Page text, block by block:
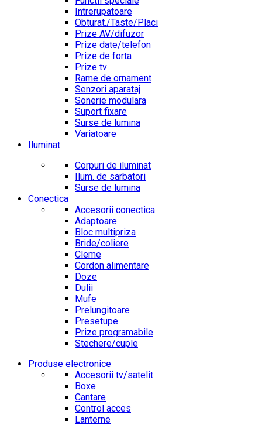
Intrerupatoare
Obturat./Taste/Placi
Prize AV/difuzor
Prize date/telefon
Prize de forta
Prize tv
Rame de ornament
Senzori aparataj
Sonerie modulara
Suport fixare
Surse de lumina
Variatoare
Iluminat
Corpuri de iluminat
Ilum. de sarbatori
Surse de lumina
Conectica
Accesorii conectica
Adaptoare
Bloc multipriza
Bride/coliere
Cleme
Cordon alimentare
Doze
Dulii
Mufe
Prelungitoare
Presetupe
Prize programabile
Stechere/cuple
Produse electronice
Accesorii tv/satelit
Boxe
Cantare
Control acces
Lanterne